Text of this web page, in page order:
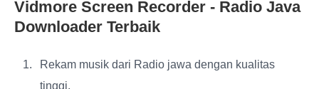
Vidmore Screen Recorder - Radio Java
Downloader Terbaik
Rekam musik dari Radio jawa dengan kualitas
tinggi.